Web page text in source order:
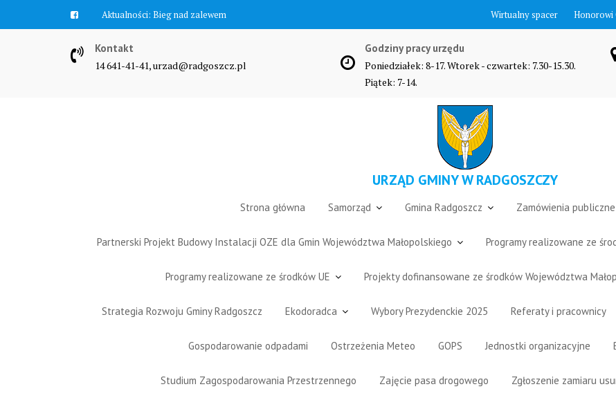
Aktualności: Bieg nad zalewem Wirtualny spacer Honorowi
Kontakt
14 641-41-41, urzad@radgoszcz.pl
Godziny pracy urzędu
Poniedziałek: 8-17. Wtorek - czwartek: 7.30-15.30.
Piątek: 7-14.
URZĄD GMINY W RADGOSZCZY
Strona główna Samorząd Gmina Radgoszcz Zamówienia publiczne
Partnerski Projekt Budowy Instalacji OZE dla Gmin Województwa Małopolskiego Programy realizowane ze
Programy realizowane ze środków UE Projekty dofinansowane ze środków Województwa
Strategia Rozwoju Gminy Radgoszcz Ekodoradca Wybory Prezydenckie 2025 Referaty i pracownicy
Gospodarowanie odpadami Ostrzeżenia Meteo GOPS Jednostki organizacyjne
Studium Zagospodarowania Przestrzennego Zajęcie pasa drogowego Zgłoszenie zamiaru